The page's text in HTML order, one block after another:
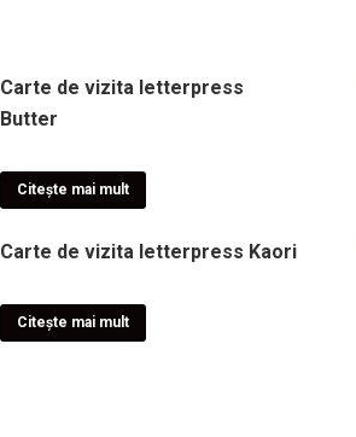
Carte de vizita letterpress
Butter
Citește mai mult
Carte de vizita letterpress Kaori
Citește mai mult